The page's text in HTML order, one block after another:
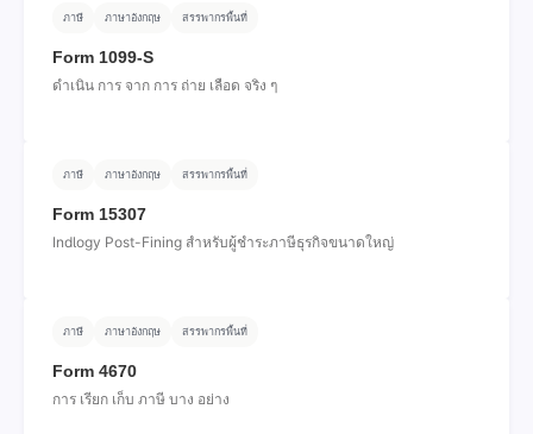
ภาษี ภาษาอังกฤษ สรรพากรพื้นที่
Form 1099-S
ดําเนิน การ จาก การ ถ่าย เลือด จริง ๆ
ภาษี ภาษาอังกฤษ สรรพากรพื้นที่
Form 15307
Indlogy Post-Fining สําหรับผู้ชําระภาษีธุรกิจขนาดใหญ่
ภาษี ภาษาอังกฤษ สรรพากรพื้นที่
Form 4670
การ เรียก เก็บ ภาษี บาง อย่าง